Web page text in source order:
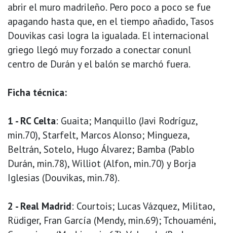
abrir el muro madrileño. Pero poco a poco se fue
apagando hasta que, en el tiempo añadido, Tasos
Douvikas casi logra la igualada. El internacional
griego llegó muy forzado a conectar conunl
centro de Durán y el balón se marchó fuera.
Ficha técnica:
1 - RC Celta: Guaita; Manquillo (Javi Rodríguz,
min.70), Starfelt, Marcos Alonso; Mingueza,
Beltrán, Sotelo, Hugo Álvarez; Bamba (Pablo
Durán, min.78), Williot (Alfon, min.70) y Borja
Iglesias (Douvikas, min.78).
2 - Real Madrid: Courtois; Lucas Vázquez, Militao,
Rüdiger, Fran García (Mendy, min.69); Tchouaméni,